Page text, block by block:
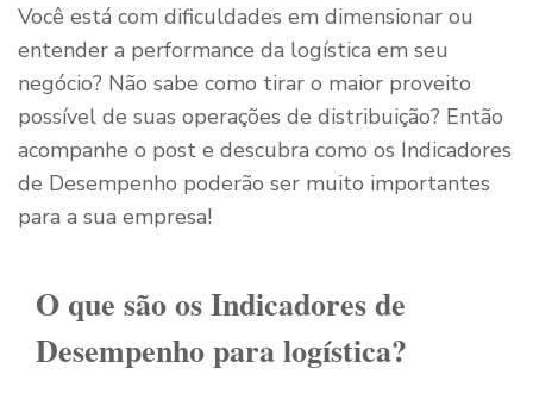
Você está com dificuldades em dimensionar ou
entender a performance da logística em seu
negócio? Não sabe como tirar o maior proveito
possível de suas operações de distribuição? Então
acompanhe o post e descubra como os Indicadores
de Desempenho poderão ser muito importantes
para a sua empresa!
O que são os Indicadores de
Desempenho para logística?